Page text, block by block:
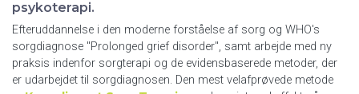
psykoterapi.
Efteruddannelse i den moderne forståelse af sorg og WHO's
sorgdiagnose "Prolonged grief disorder", samt arbejde med ny
praksis indenfor sorgterapi og de evidensbaserede metoder, der
er udarbejdet til sorgdiagnosen. Den mest velafprøvede metode